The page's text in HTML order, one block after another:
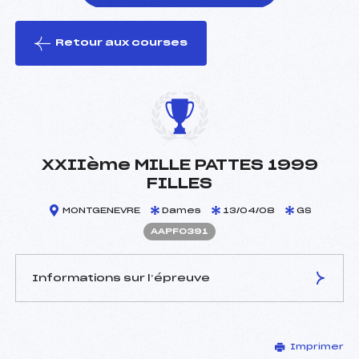
le ski
Retour aux courses
XXIIème MILLE PATTES 1999
FILLES
MONTGENEVRE Dames 13/04/08 GS
AAPF0391
Informations sur l’épreuve
DEMOULIN ALAIN (AP)
Imprimer